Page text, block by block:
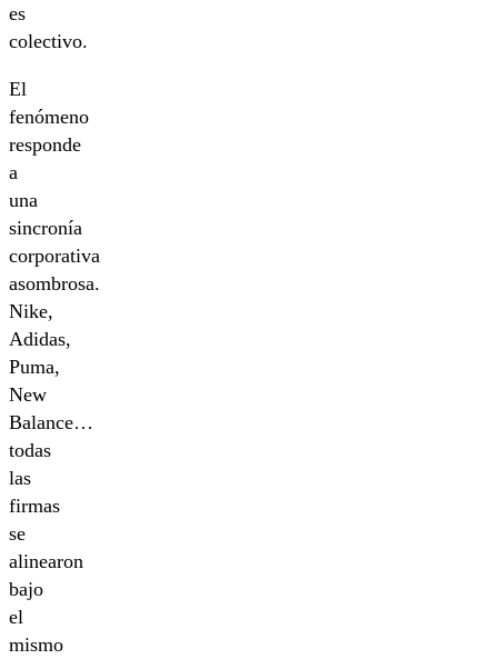
es
colectivo.
El
fenómeno
responde
a
una
sincronía
corporativa
asombrosa.
Nike,
Adidas,
Puma,
New
Balance…
todas
las
firmas
se
alinearon
bajo
el
mismo